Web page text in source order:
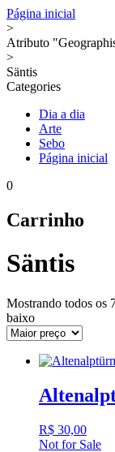
Página inicial
>
Atributo
>
Säntis
Categories
Dia a dia
Arte
Sebo
Página inicial
0
Carrinho
Säntis
Mostrando todos os
baixo
R$ 30,00
Not for Sale